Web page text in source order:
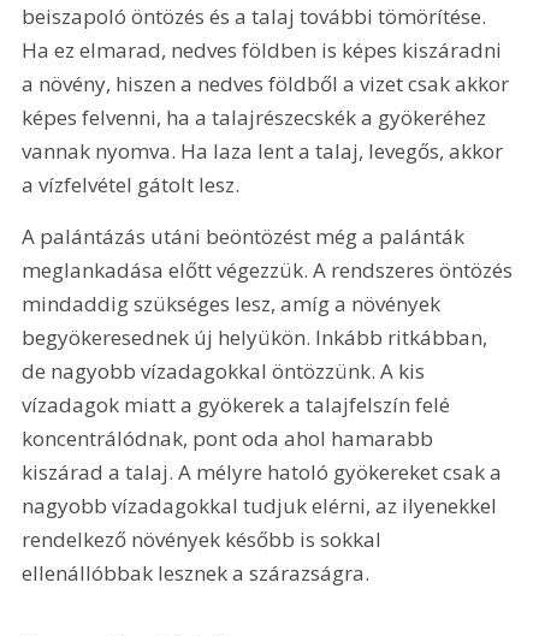
beiszapoló öntözés és a talaj további tömörítése.
Ha ez elmarad, nedves földben is képes kiszáradni
a növény, hiszen a nedves földből a vizet csak akkor
képes felvenni, ha a talajrészecskék a gyökeréhez
vannak nyomva. Ha laza lent a talaj, levegős, akkor
a vízfelvétel gátolt lesz.
A palántázás utáni beöntözést még a palánták
meglankadása előtt végezzük. A rendszeres öntözés
mindaddig szükséges lesz, amíg a növények
begyökeresednek új helyükön. Inkább ritkábban,
de nagyobb vízadagokkal öntözzünk. A kis
vízadagok miatt a gyökerek a talajfelszín felé
koncentrálódnak, pont oda ahol hamarabb
kiszárad a talaj. A mélyre hatoló gyökereket csak a
nagyobb vízadagokkal tudjuk elérni, az ilyenekkel
rendelkező növények később is sokkal
ellenállóbbak lesznek a szárazságra.